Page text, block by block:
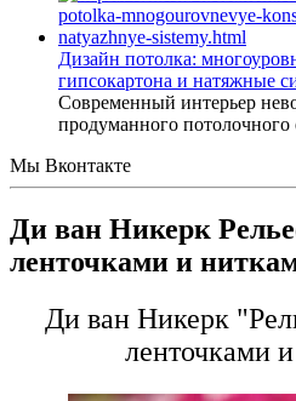
Дизайн потолка:
гипсокартона и натяжные
Современный интерьер
продуманного
Мы Вконтакте
Ди ван Никерк
ленточками и
Ди ван Никерк
ленточками